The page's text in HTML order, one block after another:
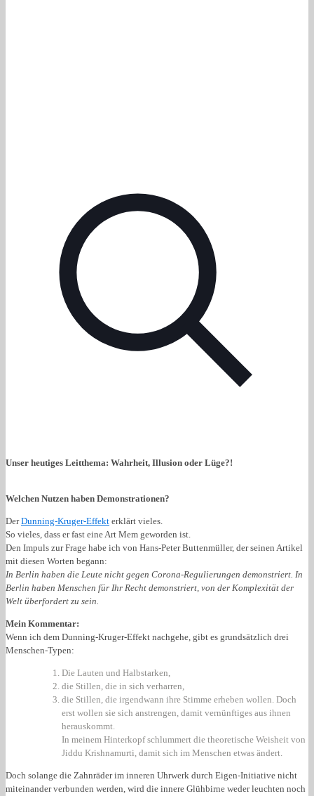
Unser heutiges Leitthema: Wahrheit, Illusion oder Lüge?!
Welchen Nutzen haben Demonstrationen?
DerDunning-Kruger-Effekt erklärt vieles.
So vieles, dass er fast eine Art Mem geworden ist.
Den Impuls zur Frage habe ich von Hans-Peter Buttenmüller, der seinen Artikel
mit diesen Worten begann:
In Berlin haben die Leute nicht gegen Corona-Regulierungen demonstriert. In
Berlin haben Menschen für Ihr Recht demonstriert, von der Komplexität der
Welt überfordert zu sein.
Mein Kommentar:
Wenn ich dem Dunning-Kruger-Effekt nachgehe, gibt es grundsätzlich drei
Menschen-Typen:
Die Lauten und Halbstarken,
die Stillen, die in sich verharren,
die Stillen, die irgendwann ihre Stimme erheben wollen. Doch
erst wollen sie sich anstrengen, damit vernünftiges aus ihnen
herauskommt.
In meinem Hinterkopf schlummert die theoretische Weisheit von
Jiddu Krishnamurti, damit sich im Menschen etwas ändert.
Doch solange die Zahnräder im inneren Uhrwerk durch Eigen-Initiative nicht
miteinander verbunden werden, wird die innere Glühbirne weder leuchten noch